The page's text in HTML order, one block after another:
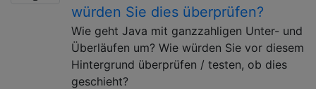
würden Sie dies überprüfen?
Wie geht Java mit ganzzahligen Unter- und
Überläufen um? Wie würden Sie vor diesem
Hintergrund überprüfen / testen, ob dies
geschieht?